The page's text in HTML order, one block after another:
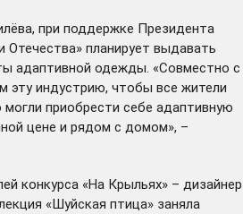
при поддержке Президента
планирует выдавать
адаптивной одежды. «Совместно с
эту индустрию, чтобы все жители
приобрести себе адаптивную
цене и рядом с домом», –
конкурса «На Крыльях» – дизайнер
«Шуйская птица» заняла